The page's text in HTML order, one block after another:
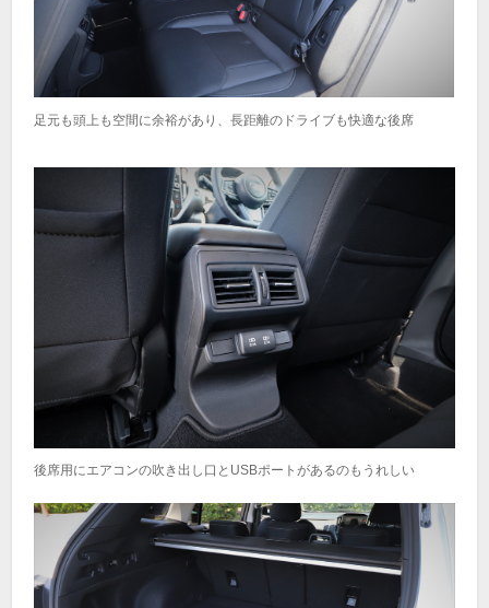
足元も頭上も空間に余裕があり、長距離のドライブも快適な後席
後席用にエアコンの吹き出し口とUSBポートがあるのもうれしい